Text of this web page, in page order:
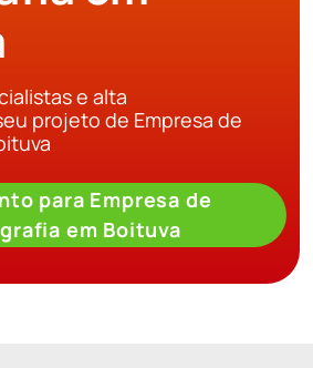
e alta
projeto de Empresa de
para Empresa de
em Boituva